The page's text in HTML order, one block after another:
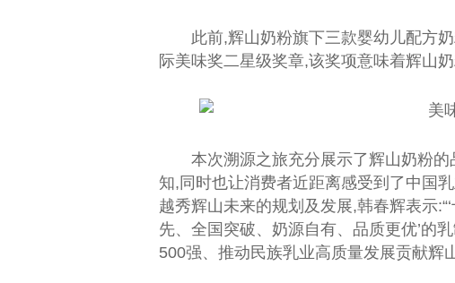
此前,辉山奶粉旗下三款婴幼儿配方
际美味奖二星级奖章,该奖项意味着辉山
本次溯源之旅充分展示了辉山奶粉
知,同时也让消费者近距离感受到了中国
越秀辉山未来的规划及发展,韩春辉表示
先、全国突破、奶源自有、品质更优’的
500强、推动民族乳业高质量发展贡献辉